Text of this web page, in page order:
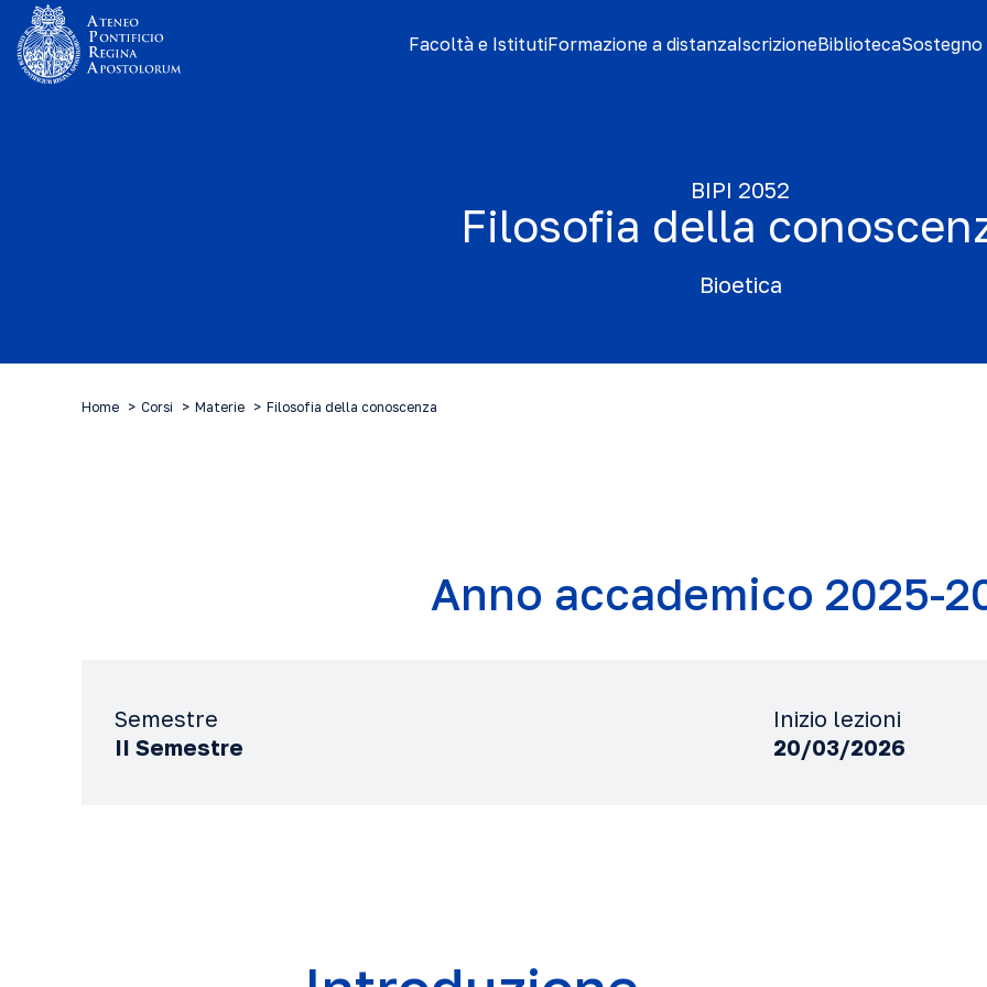
Facoltà e IstitutiFormazione a distanzaIscrizioneBiblioteca
BIPI 2052
Filosofia della
Bioetica
Home Corsi Materie Filosofia della conoscenza
Anno accademico 2025-
Semestre
II Semestre
Inizio lezioni
20/03/2026